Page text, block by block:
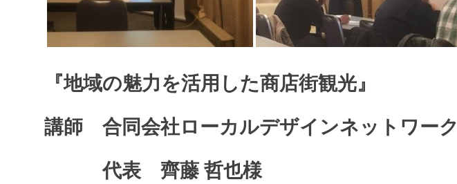
『地域の魅力を活用した商店街観光』
講師 合同会社ローカルデザインネットワーク
代表 齊藤 哲也様